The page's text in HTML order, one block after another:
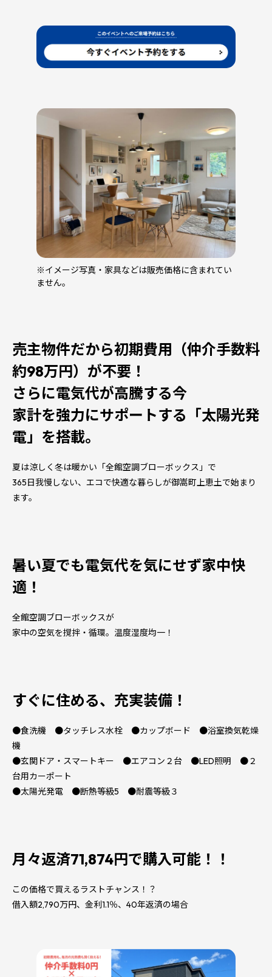
※イメージ写真・家具などは販売価格に含まれてい
ません。
売主物件だから初期費用（仲介手数料
約98万円）が不要！
さらに電気代が高騰する今
家計を強力にサポートする「太陽光発
電」を搭載。
夏は涼しく冬は暖かい「全館空調ブローボックス」で
365日我慢しない、エコで快適な暮らしが御嵩町上恵土で始まり
ます。
暑い夏でも電気代を気にせず家中快
適！
全館空調ブローボックスが
家中の空気を撹拌・循環。温度湿度均一！
すぐに住める、充実装備！
●食洗機 ●タッチレス水栓 ●カップボード ●浴室換気乾燥
機
●玄関ドア・スマートキー ●エアコン２台 ●LED照明 ●２
台用カーポート
●太陽光発電 ●断熱等級5 ●耐震等級３
月々返済71,874円で購入可能！！
この価格で買えるラストチャンス！？
借入額2,790万円、金利1.1％、40年返済の場合